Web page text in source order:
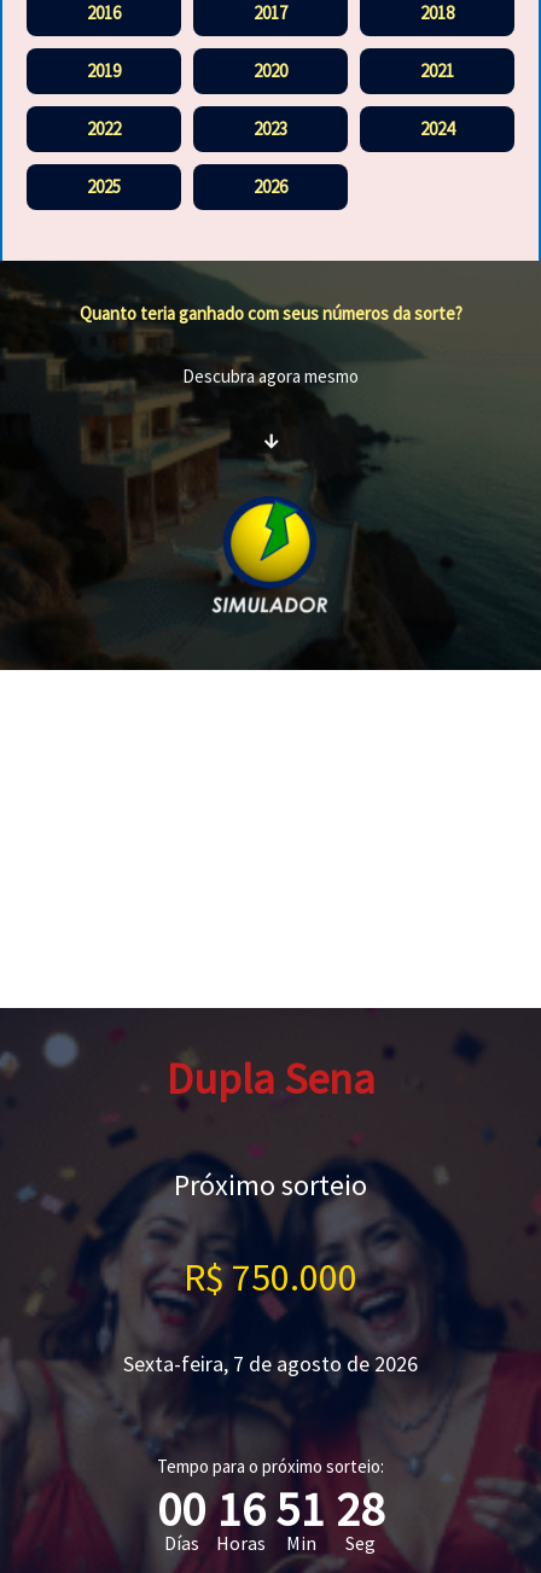
2016 2017 2018
2019 2020 2021
2022 2023 2024
2025 2026
Quanto teria ganhado com seus números da sorte?
Descubra agora mesmo
↓
Dupla Sena
Próximo sorteio
R$ 750.000
Sexta-feira, 7 de agosto de 2026
Tempo para o próximo sorteio:
00
Días
16
Horas
51
Min
27
Seg